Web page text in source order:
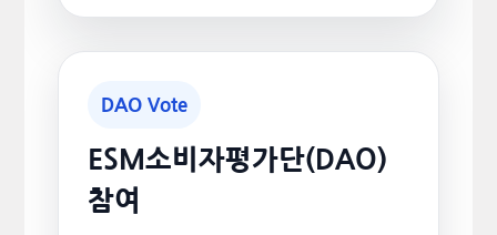
DAO Vote
ESM소비자평가단(DAO)
참여